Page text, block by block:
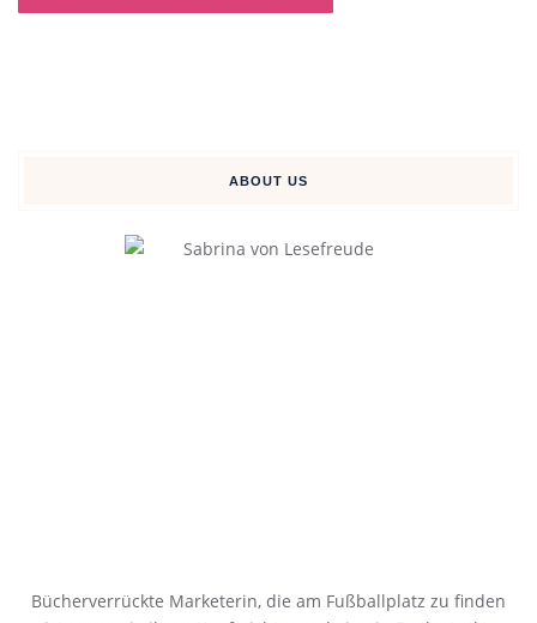
ABOUT US
Bücherverrückte Marketerin, die am Fußballplatz zu finden